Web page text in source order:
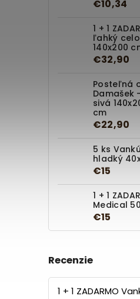
€10,34
1 + 1
ľahký
140x200
€32,90
Posteľná
Damašek
sivá
cm
€22,90
5 ks
hladký
€15
1 + 1
Medical
€15
Recenzie